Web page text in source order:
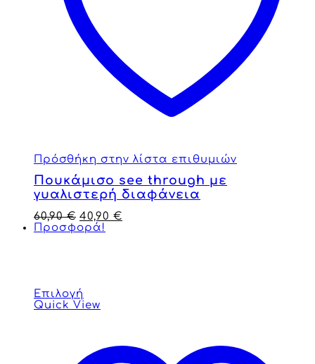
Πρόσθήκη στην λίστα επιθυμιών
Πουκάμισο see through με
γυαλιστερή διαφάνεια
60,90€ 40,90 €
Προσφορά!
Επιλογή
Quick View